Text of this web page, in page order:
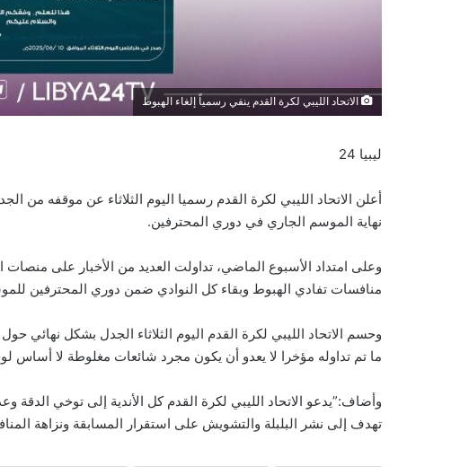
الاتحاد الليبي لكرة القدم ينفي رسمياً إلغاء الهبوط
ليبيا 24
أعلن الاتحاد الليبي لكرة القدم رسميا اليوم الثلاثاء عن موقفه من
نهاية الموسم الجاري في دوري المحترفين.
وعلى امتداد الأسبوع الماضي، تداولت العديد من الأخبار على منصات
منافسات تفادي الهبوط وبقاء كل النوادي ضمن دوري المحترفين
وحسم الاتحاد الليبي لكرة القدم اليوم الثلاثاء الجدل بشكل نهائي
ما تم تداوله مؤخرا لا يعدو أن يكون مجرد شائعات مغلوطة لا أساس
وأضاف:”يدعو الاتحاد الليبي لكرة القدم كل الأندية إلى توخي الدقة
تهدف إلى نشر البلبلة والتشويش على استقرار المسابقة ونزاهة